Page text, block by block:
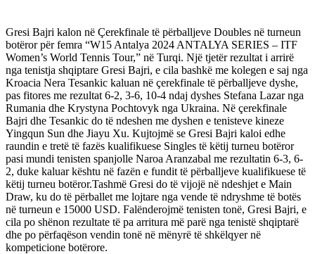
Gresi Bajri kalon në Çerekfinale të përballjeve Doubles në turneun
botëror për femra “W15 Antalya 2024 ANTALYA SERIES – ITF
Women’s World Tennis Tour,” në Turqi. Një tjetër rezultat i arrirë
nga tenistja shqiptare Gresi Bajri, e cila bashkë me kolegen e saj nga
Kroacia Nera Tesankic kaluan në çerekfinale të përballjeve dyshe,
pas fitores me rezultat 6-2, 3-6, 10-4 ndaj dyshes Stefana Lazar nga
Rumania dhe Krystyna Pochtovyk nga Ukraina. Në çerekfinale
Bajri dhe Tesankic do të ndeshen me dyshen e tenisteve kineze
Yingqun Sun dhe Jiayu Xu. Kujtojmë se Gresi Bajri kaloi edhe
raundin e tretë të fazës kualifikuese Singles të këtij turneu botëror
pasi mundi tenisten spanjolle Naroa Aranzabal me rezultatin 6-3, 6-
2, duke kaluar kështu në fazën e fundit të përballjeve kualifikuese të
këtij turneu botëror.Tashmë Gresi do të vijojë në ndeshjet e Main
Draw, ku do të përballet me lojtare nga vende të ndryshme të botës
në turneun e 15000 USD. Falënderojmë tenisten tonë, Gresi Bajri, e
cila po shënon rezultate të pa arritura më parë nga tenistë shqiptarë
dhe po përfaqëson vendin tonë në mënyrë të shkëlqyer në
kompeticione botërore.